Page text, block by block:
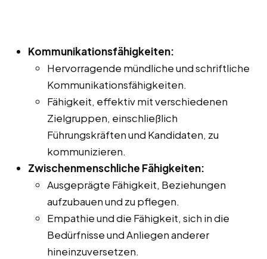
Kommunikationsfähigkeiten:
Hervorragende mündliche und schriftliche
Kommunikationsfähigkeiten.
Fähigkeit, effektiv mit verschiedenen
Zielgruppen, einschließlich
Führungskräften und Kandidaten, zu
kommunizieren.
Zwischenmenschliche Fähigkeiten:
Ausgeprägte Fähigkeit, Beziehungen
aufzubauen und zu pflegen.
Empathie und die Fähigkeit, sich in die
Bedürfnisse und Anliegen anderer
hineinzuversetzen.